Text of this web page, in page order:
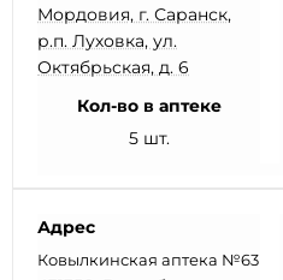
Мордовия, г. Саранск,
р.п. Луховка, ул.
Октябрьская, д. 6
Кол-во в аптеке
5 шт.
Адрес
Ковылкинская аптека №63